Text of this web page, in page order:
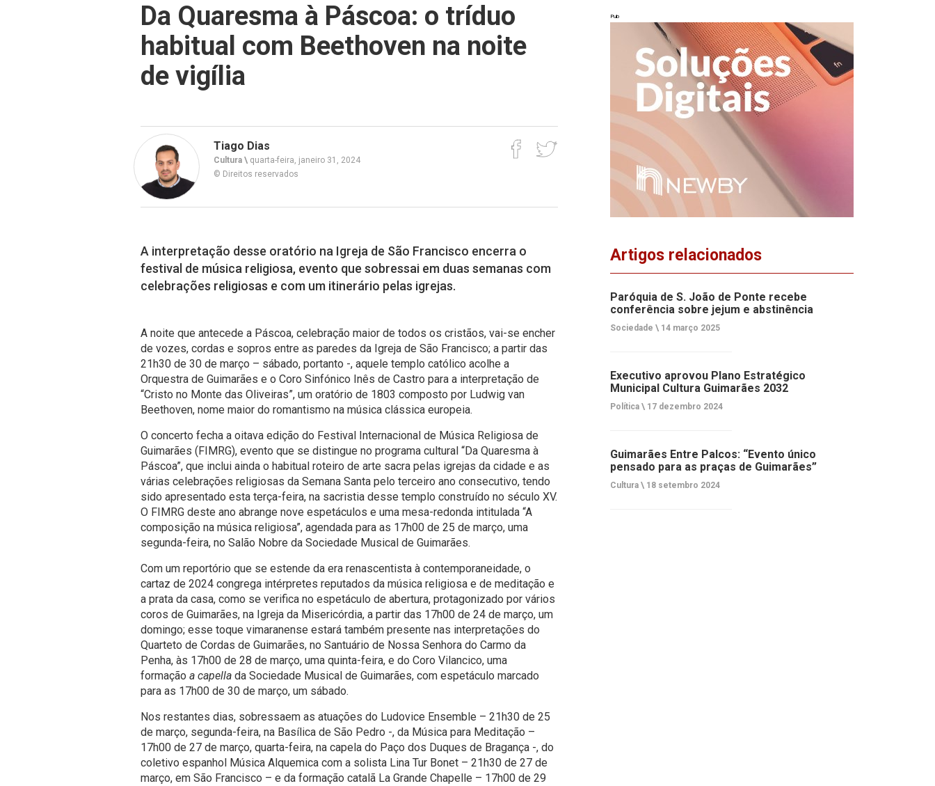
Da Quaresma à Páscoa: o tríduo
habitual com Beethoven na noite
de vigília
Tiago Dias
Cultura \ quarta-feira, janeiro 31, 2024
© Direitos reservados
A interpretação desse oratório na Igreja de São Francisco encerra o
festival de música religiosa, evento que sobressai em duas semanas com
celebrações religiosas e com um itinerário pelas igrejas.
A noite que antecede a Páscoa, celebração maior de todos os cristãos, vai-se encher
de vozes, cordas e sopros entre as paredes da Igreja de São Francisco; a partir das
21h30 de 30 de março – sábado, portanto -, aquele templo católico acolhe a
Orquestra de Guimarães e o Coro Sinfónico Inês de Castro para a interpretação de
“Cristo no Monte das Oliveiras”, um oratório de 1803 composto por Ludwig van
Beethoven, nome maior do romantismo na música clássica europeia.
O concerto fecha a oitava edição do Festival Internacional de Música Religiosa de
Guimarães (FIMRG), evento que se distingue no programa cultural “Da Quaresma à
Páscoa”, que inclui ainda o habitual roteiro de arte sacra pelas igrejas da cidade e as
várias celebrações religiosas da Semana Santa pelo terceiro ano consecutivo, tendo
sido apresentado esta terça-feira, na sacristia desse templo construído no século XV.
O FIMRG deste ano abrange nove espetáculos e uma mesa-redonda intitulada “A
composição na música religiosa”, agendada para as 17h00 de 25 de março, uma
segunda-feira, no Salão Nobre da Sociedade Musical de Guimarães.
Com um reportório que se estende da era renascentista à contemporaneidade, o
cartaz de 2024 congrega intérpretes reputados da música religiosa e de meditação e
a prata da casa, como se verifica no espetáculo de abertura, protagonizado por vários
coros de Guimarães, na Igreja da Misericórdia, a partir das 17h00 de 24 de março, um
domingo; esse toque vimaranense estará também presente nas interpretações do
Quarteto de Cordas de Guimarães, no Santuário de Nossa Senhora do Carmo da
Penha, às 17h00 de 28 de março, uma quinta-feira, e do Coro Vilancico, uma
formação a capella da Sociedade Musical de Guimarães, com espetáculo marcado
para as 17h00 de 30 de março, um sábado.
Nos restantes dias, sobressaem as atuações do Ludovice Ensemble – 21h30 de 25
de março, segunda-feira, na Basílica de São Pedro -, da Música para Meditação –
17h00 de 27 de março, quarta-feira, na capela do Paço dos Duques de Bragança -, do
coletivo espanhol Música Alquemica com a solista Lina Tur Bonet – 21h30 de 27 de
março, em São Francisco – e da formação catalã La Grande Chapelle – 17h00 de 29
Pub
Artigos relacionados
Paróquia de S. João de Ponte recebe
conferência sobre jejum e abstinência
Sociedade \ 14 março 2025
Executivo aprovou Plano Estratégico
Municipal Cultura Guimarães 2032
Política \ 17 dezembro 2024
Guimarães Entre Palcos: “Evento único
pensado para as praças de Guimarães”
Cultura \ 18 setembro 2024